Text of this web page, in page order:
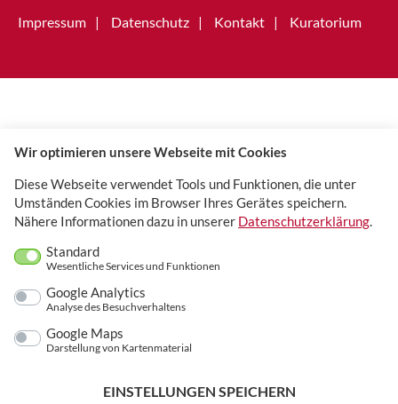
Impressum
Datenschutz Kontakt Kuratorium
Wir optimieren unsere Webseite mit Cookies
Diese Webseite verwendet Tools und Funktionen, die unter
Umständen Cookies im Browser Ihres Gerätes speichern.
Nähere Informationen dazu in unserer Datenschutzerklärung.
Standard
Wesentliche Services und Funktionen
Google Analytics
Analyse des Besuchverhaltens
Google Maps
Darstellung von Kartenmaterial
EINSTELLUNGEN SPEICHERN